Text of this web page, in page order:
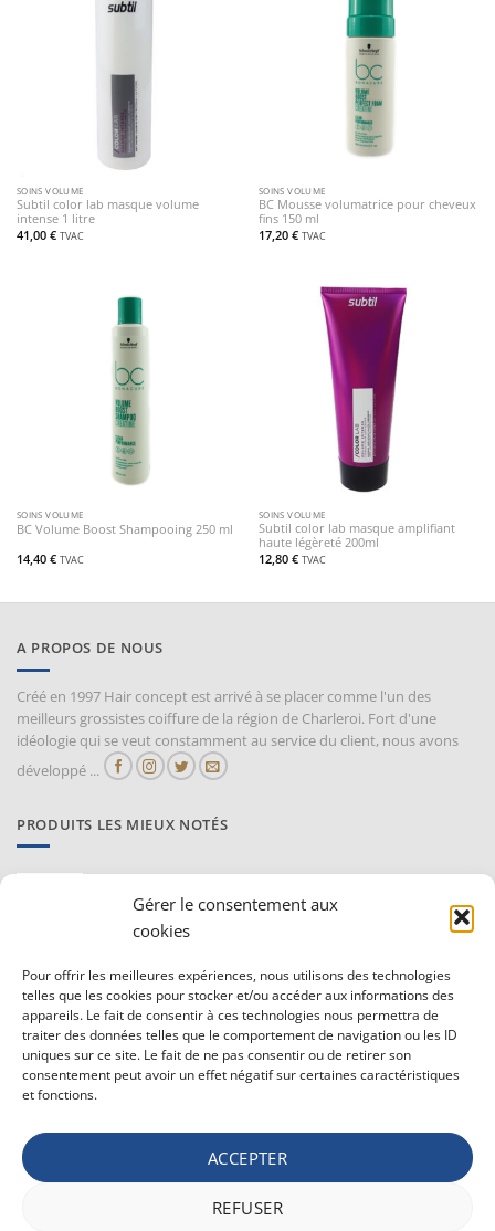
Gérer le consentement aux
cookies
Pour offrir les meilleures expériences, nous utilisons des technologies
telles que les cookies pour stocker et/ou accéder aux informations des
appareils. Le fait de consentir à ces technologies nous permettra de
traiter des données telles que le comportement de navigation ou les ID
uniques sur ce site. Le fait de ne pas consentir ou de retirer son
consentement peut avoir un effet négatif sur certaines caractéristiques
et fonctions.
ACCEPTER
REFUSER
SOINS VOLUME
Subtil color lab masque volume
intense 1 litre
41,00 € TVAC
SOINS VOLUME
BC Mousse volumatrice pour cheveux
fins 150 ml
17,20 € TVAC
SOINS VOLUME
BC Volume Boost Shampooing 250 ml
14,40 € TVAC
SOINS VOLUME
Subtil color lab masque amplifiant
haute légèreté 200ml
12,80 € TVAC
A PROPOS DE NOUS
Créé en 1997 Hair concept est arrivé à se placer comme l'un des
meilleurs grossistes coiffure de la région de Charleroi. Fort d'une
idéologie qui se veut constamment au service du client, nous avons
développé ...
PRODUITS LES MIEUX NOTÉS
10,30€ TVAC
Barburys Bloc d'alun 75 gr
7,20€ TVAC
CONDITIONS GÉNÉRALE DE VENTE ET VIE PRIVÉE
Vie privée
Politique de confidentialité